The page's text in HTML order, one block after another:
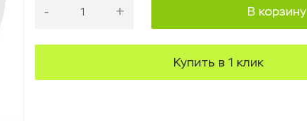
- + В корзину
Купить в 1 клик